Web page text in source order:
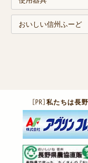
［PR］私たちは長